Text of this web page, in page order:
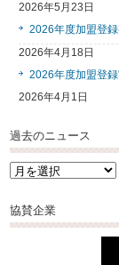
2026年5月23日
2026年度加盟登
2026年4月18日
2026年度加盟登
2026年4月1日
過去のニュース
過
ニ
協賛企業